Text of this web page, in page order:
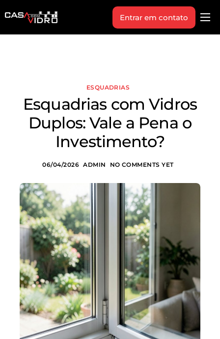
Produtos
Workshop
Vagas
Entrar em contato
ESQUADRIAS
Esquadrias com Vidros
Duplos: Vale a Pena o
Investimento?
06/04/2026 ADMIN NO COMMENTS YET